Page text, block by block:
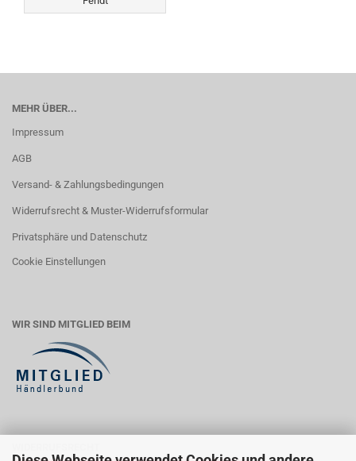
MEHR ÜBER...
Impressum
AGB
Versand- & Zahlungsbedingungen
Widerrufsrecht & Muster-Widerrufsformular
Privatsphäre und Datenschutz
Cookie Einstellungen
WIR SIND MITGLIED BEIM